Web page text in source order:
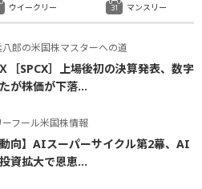
八郎の米国株マスターへの道
［SPCX］上場後初の決算発表、数字
が株価が下落...
ーフール米国株情報
動向】AIスーパーサイクル第2幕、AI
資拡大で恩恵...
ウイークリー マンスリー